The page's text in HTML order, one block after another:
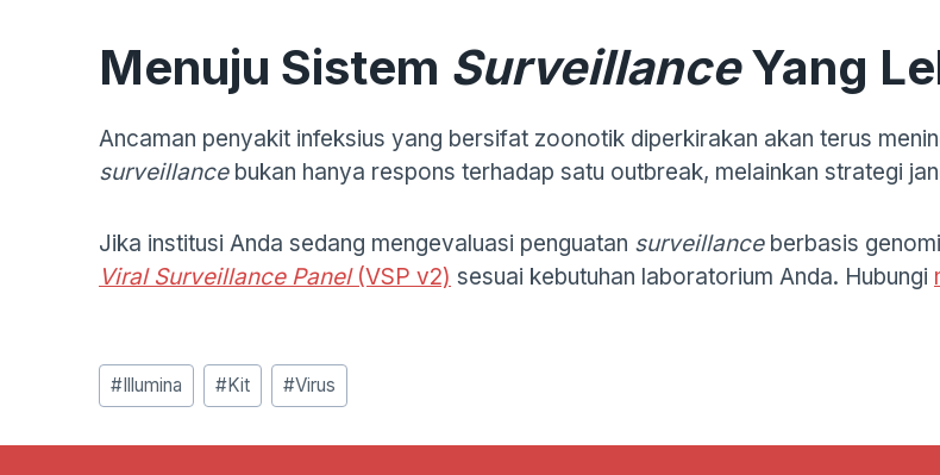
Menuju Sistem SurveillanceYang
Ancaman penyakit infeksius yang bersifat zoonotik diperkirakan akan terus
surveillance bukan hanya respons terhadap satu outbreak, melainkan strategi
Jika institusi Anda sedang mengevaluasi penguatan surveillanceberbasis
Viral Surveillance Panel (VSP v2) sesuai kebutuhan laboratorium Anda. Hubungi
Post
Tags:
#Illumina #Kit #Virus